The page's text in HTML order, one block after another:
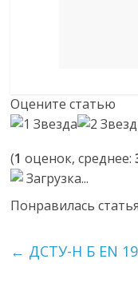
Оцените статью
(1 оценок, среднее:
Загрузка...
Понравилась
← ДСТУ-Н Б EN